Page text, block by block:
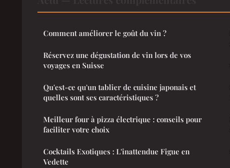
Comment améliorer le goût du vin ?
Réservez une dégustation de vin lors de vos
voyages en Suisse
Qu'est-ce qu'un tablier de cuisine japonais et
quelles sont ses caractéristiques ?
Meilleur four à pizza électrique : conseils pour
faciliter votre choix
Cocktails Exotiques : L'inattendue Figue en
Vedette